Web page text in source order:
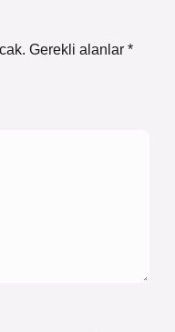
Gerekli alanlar *